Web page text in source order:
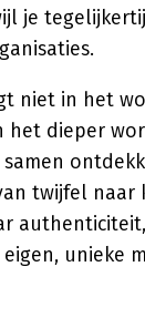
je
niet in het
het dieper
twijfel naar
unieke